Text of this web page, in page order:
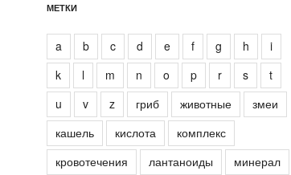
МЕТКИ
a b c d e f g h
i
k
l m n o p r s
t
u
v z гриб животные
змеи
кашель
кислота
комплекс
кровотечения
лантаноиды
минерал